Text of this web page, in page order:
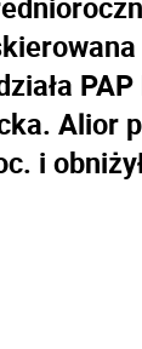
PAP
Alior
i